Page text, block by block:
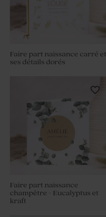
Faire part naissance carré et
ses détails dorés
Faire part naissance
champêtre - Eucalyptus et
kraft